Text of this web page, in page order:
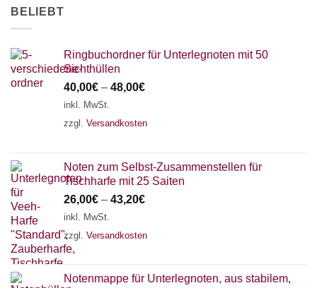
BELIEBT
Ringbuchordner für Unterlegnoten mit 50
Sichthüllen
40,00€ – 48,00€
inkl. MwSt.
zzgl. Versandkosten
Noten zum Selbst-Zusammenstellen für
Tischharfe mit 25 Saiten
26,00€ – 43,20€
inkl. MwSt.
zzgl. Versandkosten
Notenmappe für Unterlegnoten, aus stabilem,